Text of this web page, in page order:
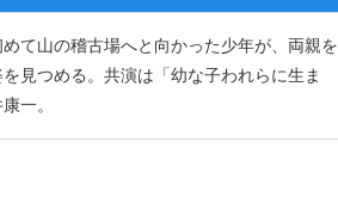
て山の稽古場へと向かった少年が、両親を
見つめる。共演は「幼な子われらに生ま
一。